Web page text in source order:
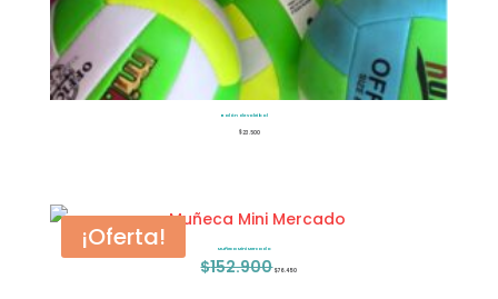
Balón de voleibol
$23.500
¡Oferta! Muñeca Mini Mercado
$152.900 $76.450